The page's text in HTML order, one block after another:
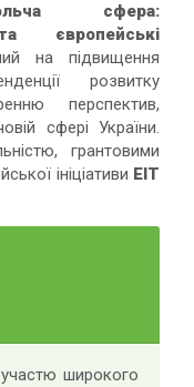
сфера:
європейські
на підвищення
розвитку
перспектив,
сфері України.
грантовими
ініціативи EIT
широкого